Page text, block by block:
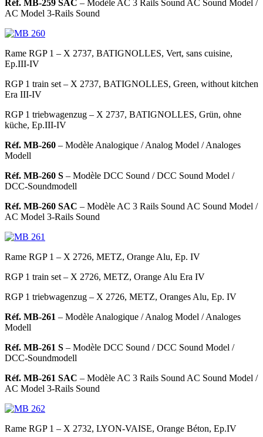
Réf. MB-259 SAC – Modèle AC 3 Rails Sound AC Sound Model /
AC Model 3-Rails Sound
Rame RGP 1 – X 2737, BATIGNOLLES, Vert, sans cuisine,
Ep.III-IV
RGP 1 train set – X 2737, BATIGNOLLES, Green, without kitchen
Era III-IV
RGP 1 triebwagenzug – X 2737, BATIGNOLLES, Grün, ohne
küche, Ep.III-IV
Réf. MB-260 – Modèle Analogique / Analog Model / Analoges
Modell
Réf. MB-260 S – Modèle DCC Sound / DCC Sound Model /
DCC-Soundmodell
Réf. MB-260 SAC – Modèle AC 3 Rails Sound AC Sound Model /
AC Model 3-Rails Sound
Rame RGP 1 – X 2726, METZ, Orange Alu, Ep. IV
RGP 1 train set – X 2726, METZ, Orange Alu Era IV
RGP 1 triebwagenzug – X 2726, METZ, Oranges Alu, Ep. IV
Réf. MB-261 – Modèle Analogique / Analog Model / Analoges
Modell
Réf. MB-261 S – Modèle DCC Sound / DCC Sound Model /
DCC-Soundmodell
Réf. MB-261 SAC – Modèle AC 3 Rails Sound AC Sound Model /
AC Model 3-Rails Sound
Rame RGP 1 – X 2732, LYON-VAISE, Orange Béton, Ep.IV